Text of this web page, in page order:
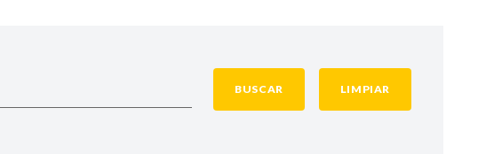
BUSCAR LIMPIAR